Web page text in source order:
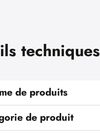
techniques
de produits
de produit